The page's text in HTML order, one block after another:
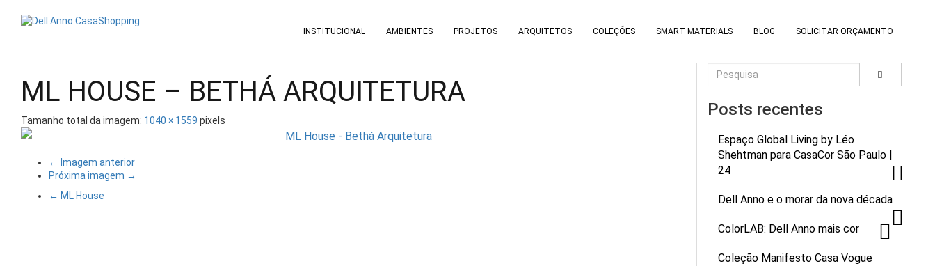
Pular
para
INSTITUCIONAL AMBIENTES PROJETOS ARQUITETOS COLEÇÕES SMART MATERIALS BLOG SOLICITAR ORÇAMENTO
ML HOUSE – BETHÁ ARQUITETURA
Tamanho total da imagem: 1040 × 1559 pixels
← Imagem anterior
Próxima imagem →
← ML House
Posts recentes
Espaço Global Living by Léo
Shehtman para CasaCor São Paulo |
24
Dell Anno e o morar da nova década
ColorLAB: Dell Anno mais cor
Coleção Manifesto Casa Vogue